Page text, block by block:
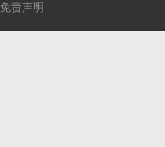
免责声明